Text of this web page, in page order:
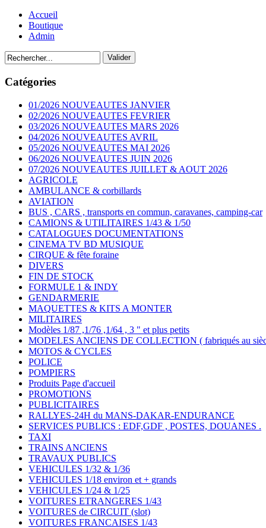
Accueil
Boutique
Admin
Catégories
01/2026 NOUVEAUTES JANVIER
02/2026 NOUVEAUTES FEVRIER
03/2026 NOUVEAUTES MARS 2026
04/2026 NOUVEAUTES AVRIL
05/2026 NOUVEAUTES MAI 2026
06/2026 NOUVEAUTES JUIN 2026
07/2026 NOUVEAUTES JUILLET & AOUT 2026
AGRICOLE
AMBULANCE & corbillards
AVIATION
BUS , CARS , transports en commun, caravanes, camping-car
CAMIONS & UTILITAIRES 1/43 & 1/50
CATALOGUES DOCUMENTATIONS
CINEMA TV BD MUSIQUE
CIRQUE & fête foraine
DIVERS
FIN DE STOCK
FORMULE 1 & INDY
GENDARMERIE
MAQUETTES & KITS A MONTER
MILITAIRES
Modèles 1/87 ,1/76 ,1/64 , 3 " et plus petits
MODELES ANCIENS DE COLLECTION ( fabriqués au
MOTOS & CYCLES
POLICE
POMPIERS
Produits Page d'accueil
PROMOTIONS
PUBLICITAIRES
RALLYES-24H du MANS-DAKAR-ENDURANCE
SERVICES PUBLICS : EDF,GDF , POSTES, DOUANES .
TAXI
TRAINS ANCIENS
TRAVAUX PUBLICS
VEHICULES 1/32 & 1/36
VEHICULES 1/18 environ et + grands
VEHICULES 1/24 & 1/25
VOITURES ETRANGERES 1/43
VOITURES de CIRCUIT (slot)
VOITURES FRANCAISES 1/43